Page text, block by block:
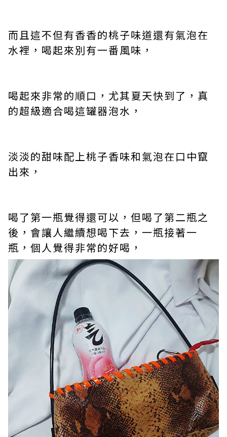
而且這不但有香香的桃子味道還有氣泡在
水裡，喝起來別有一番風味，
喝起來非常的順口，尤其夏天快到了，真
的超級適合喝這罐器泡水，
淡淡的甜味配上桃子香味和氣泡在口中竄
出來，
喝了第一瓶覺得還可以，但喝了第二瓶之
後，會讓人繼續想喝下去，一瓶接著一
瓶，個人覺得非常的好喝，